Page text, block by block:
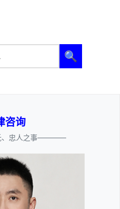
🔍
咨询
忠人之事————